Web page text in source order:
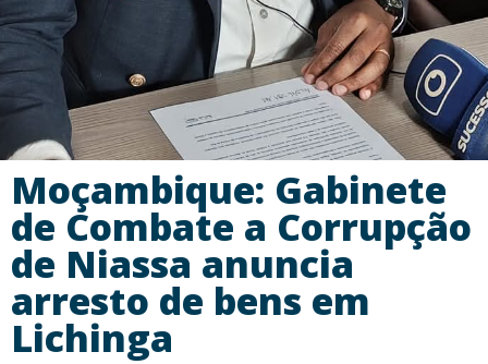
Moçambique: Gabinete
de Combate a Corrupção
de Niassa anuncia
arresto de bens em
Lichinga